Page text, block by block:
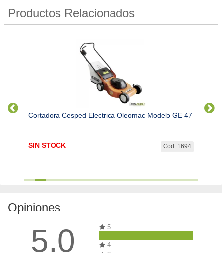
Productos Relacionados
Cortadora Cesped Electrica Oleomac Modelo GE 47
Cod. 1694
SIN STOCK
Opiniones
5.0 5
4